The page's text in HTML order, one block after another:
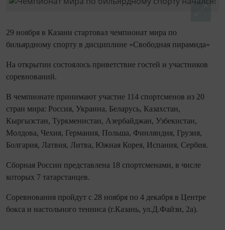
29 ноября в Казани стартовал чемпионат мира по
бильярдному спорту в дисциплине «Свободная пирамида»
На открытии состоялось приветствие гостей и участников
соревнований.
В чемпионате принимают участие 114 спортсменов из 20
стран мира: Россия, Украина, Беларусь, Казахстан,
Кыргызстан, Туркменистан, Азербайджан, Узбекистан,
Молдова, Чехия, Германия, Польша, Финляндия, Грузия,
Болгария, Латвия, Литва, Южная Корея, Испания, Сербия.
Сборная России представлена 18 спортсменами, в числе
которых 7 татарстанцев.
Соревнования пройдут с 28 ноября по 4 декабря в Центре
бокса и настольного тенниса (г.Казань, ул.Д.Файзи, 2а).